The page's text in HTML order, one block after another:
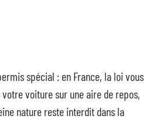
spécial : en France, la loi vous
voiture sur une aire de repos,
nature reste interdit dans la